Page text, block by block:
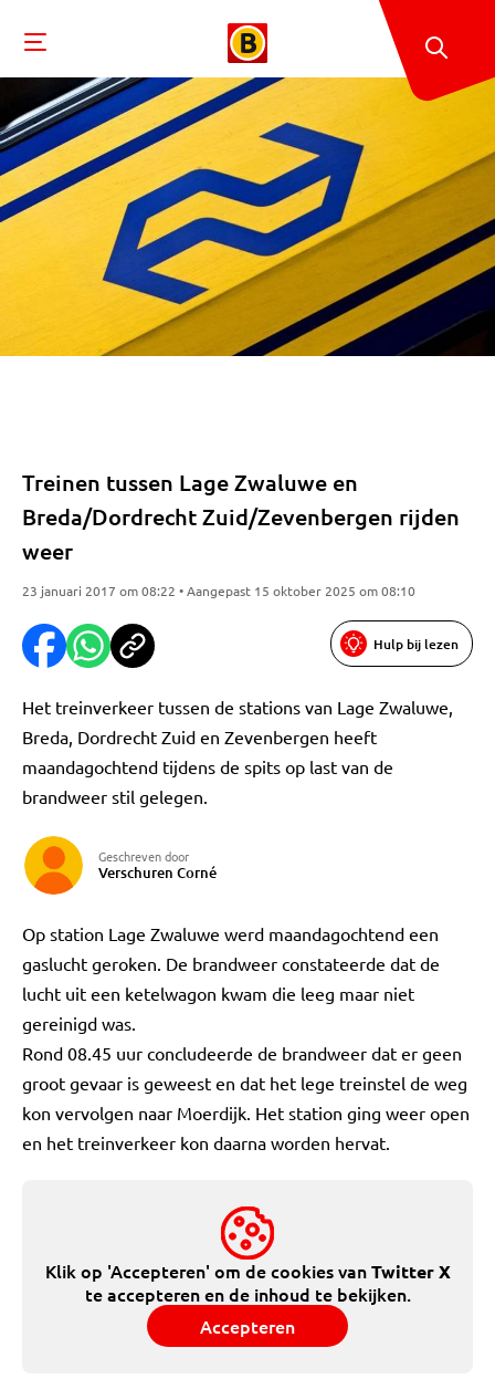
Treinen tussen Lage Zwaluwe en
Breda/Dordrecht Zuid/Zevenbergen rijden
weer
23 januari 2017 om 08:22 • Aangepast 15 oktober 2025 om 08:10
Hulp bij lezen
Het treinverkeer tussen de stations van Lage Zwaluwe,
Breda, Dordrecht Zuid en Zevenbergen heeft
maandagochtend tijdens de spits op last van de
brandweer stil gelegen.
Geschreven door
Verschuren Corné
Op station Lage Zwaluwe werd maandagochtend een
gaslucht geroken. De brandweer constateerde dat de
lucht uit een ketelwagon kwam die leeg maar niet
gereinigd was.
Rond 08.45 uur concludeerde de brandweer dat er geen
groot gevaar is geweest en dat het lege treinstel de weg
kon vervolgen naar Moerdijk. Het station ging weer open
en het treinverkeer kon daarna worden hervat.
Klik op 'Accepteren' om de cookies vanTwitter X
te accepteren en de inhoud te bekijken.
Accepteren